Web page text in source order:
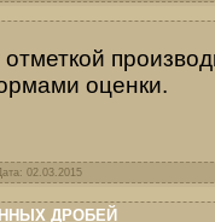
оценки.
02.03.2015
ДРОБЕЙ